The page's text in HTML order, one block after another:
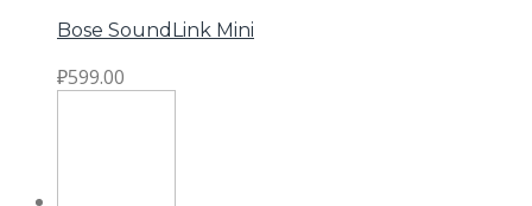
Bose SoundLink Mini
₽599.00